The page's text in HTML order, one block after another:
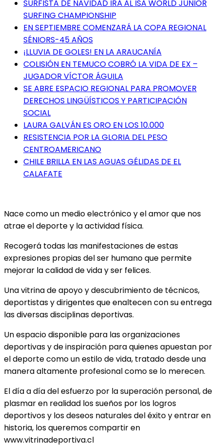
SURFISTA DE NAVIDAD IRÁ AL ISA WORLD JÚNIOR
SURFING CHAMPIONSHIP
EN SEPTIEMBRE COMENZARÁ LA COPA REGIONAL
SÉNIORS-45 AÑOS
¡LLUVIA DE GOLES! EN LA ARAUCANÍA
COLISIÓN EN TEMUCO COBRÓ LA VIDA DE EX –
JUGADOR VÍCTOR ÁGUILA
SE ABRE ESPACIO REGIONAL PARA PROMOVER
DERECHOS LINGÜÍSTICOS Y PARTICIPACIÓN
SOCIAL
LAURA GALVÁN ES ORO EN LOS 10.000
RESISTENCIA POR LA GLORIA DEL PESO
CENTROAMERICANO
CHILE BRILLA EN LAS AGUAS GÉLIDAS DE EL
CALAFATE
Nace como un medio electrónico y el amor que nos
atrae el deporte y la actividad física.
Recogerá todas las manifestaciones de estas
expresiones propias del ser humano que permite
mejorar la calidad de vida y ser felices.
Una vitrina de apoyo y descubrimiento de técnicos,
deportistas y dirigentes que enaltecen con su entrega
las diversas disciplinas deportivas.
Un espacio disponible para las organizaciones
deportivas y de inspiración para quienes apuestan por
el deporte como un estilo de vida, tratado desde una
manera altamente profesional como se lo merecen.
El día a día del esfuerzo por la superación personal, de
plasmar en realidad los sueños por los logros
deportivos y los deseos naturales del éxito y entrar en
historia, los queremos compartir en
www.vitrinadeportiva.cl